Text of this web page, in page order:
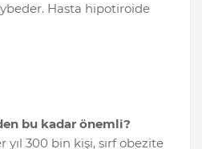
Hasta hipotiroide
bu kadar önemli?
300 bin kişi, sırf obezite